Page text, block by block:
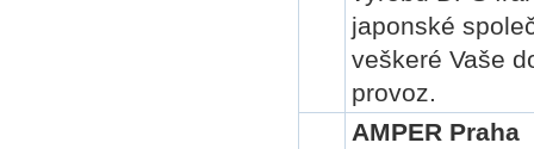
japonské
veškeré Vaše
provoz.
AMPER Praha